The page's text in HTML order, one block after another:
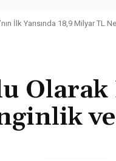
İlk Yarısında 18,9 Milyar TL